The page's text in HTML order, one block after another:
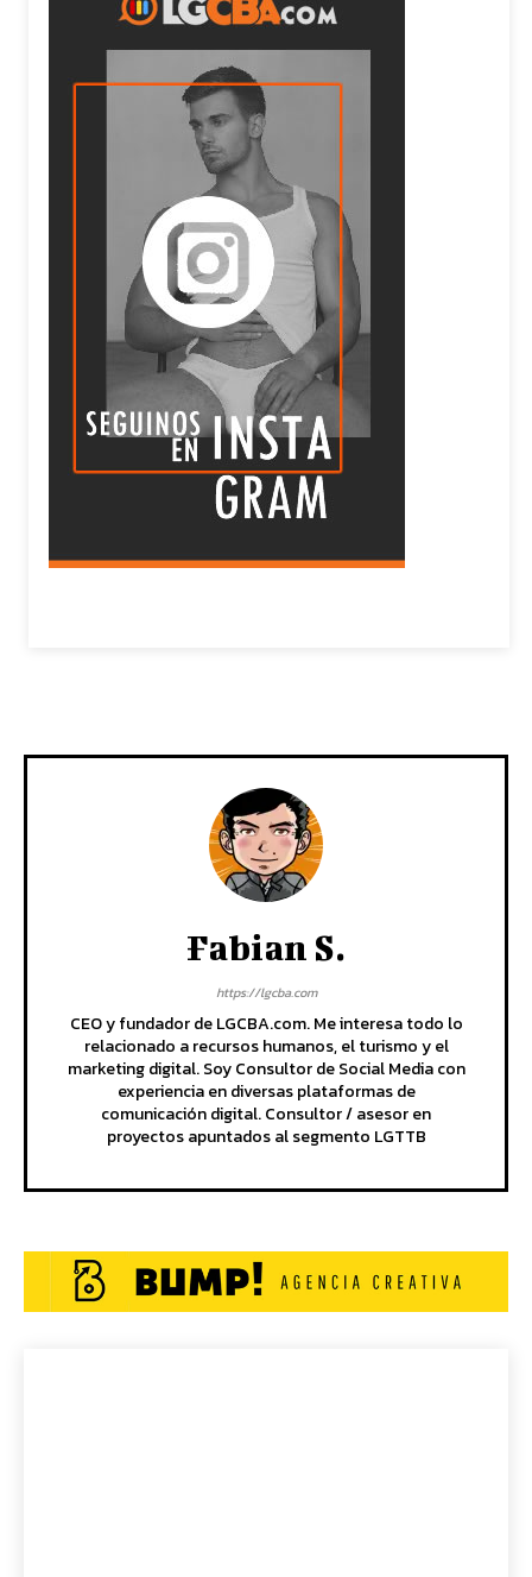
Fabian S.
https://lgcba.com
CEO y fundador de LGCBA.com. Me interesa todo lo
relacionado a recursos humanos, el turismo y el
marketing digital. Soy Consultor de Social Media con
experiencia en diversas plataformas de
comunicación digital. Consultor / asesor en
proyectos apuntados al segmento LGTTB